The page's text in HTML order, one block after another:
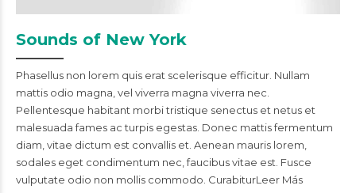
Sounds of New York
Phasellus non lorem quis erat scelerisque efficitur. Nullam
mattis odio magna, vel viverra magna viverra nec.
Pellentesque habitant morbi tristique senectus et netus et
malesuada fames ac turpis egestas. Donec mattis fermentum
diam, vitae dictum est convallis et. Aenean mauris lorem,
sodales eget condimentum nec, faucibus vitae est. Fusce
vulputate odio non mollis commodo. CurabiturLeer Más